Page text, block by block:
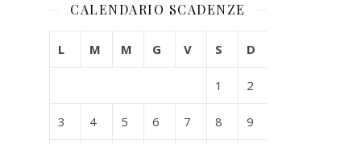
CALENDARIO SCADENZE
L M M G V S D
1 2
3 4 5 6 7 8 9